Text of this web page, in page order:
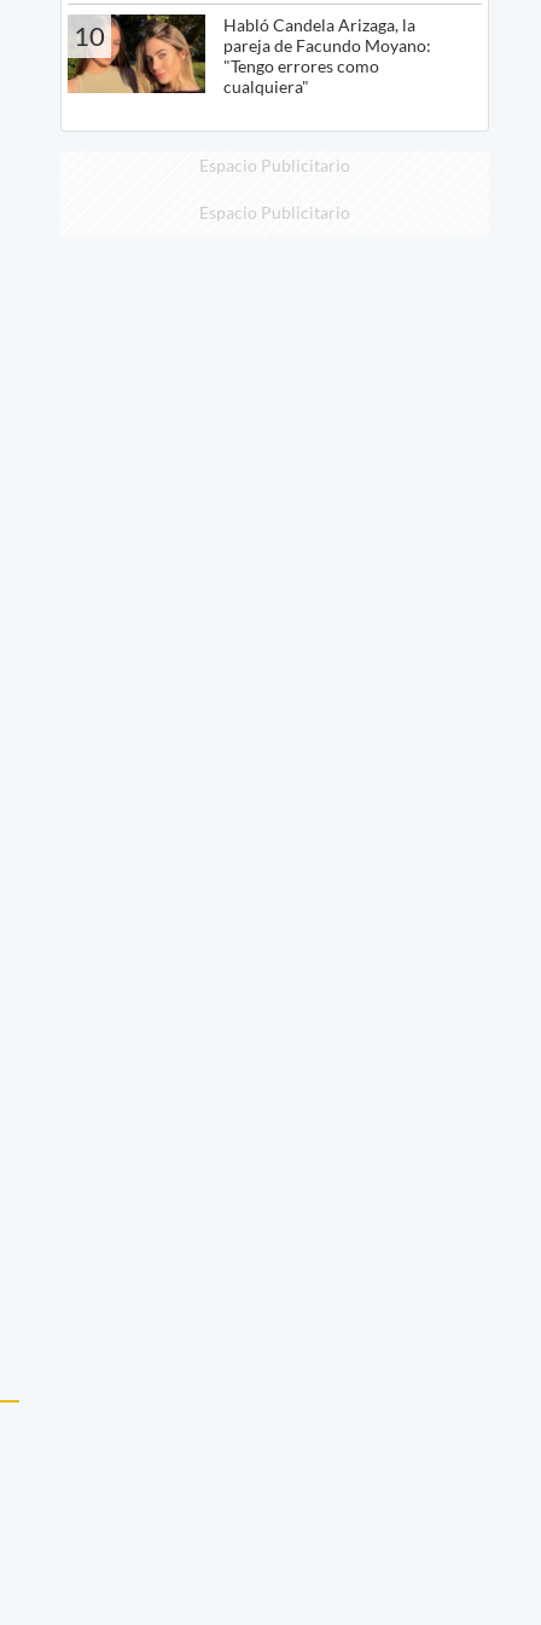
10
Habló Candela Arizaga, la
pareja de Facundo Moyano:
"Tengo errores como
cualquiera"
Espacio Publicitario
Espacio Publicitario